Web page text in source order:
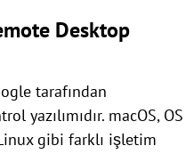
Desktop
tarafından
yazılımıdır. macOS, OS
gibi farklı işletim